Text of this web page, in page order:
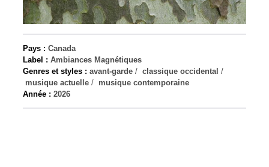
Pays : Canada
Label : Ambiances Magnétiques
Genres et styles : avant-garde / classique occidental /
musique actuelle / musique contemporaine
Année : 2026